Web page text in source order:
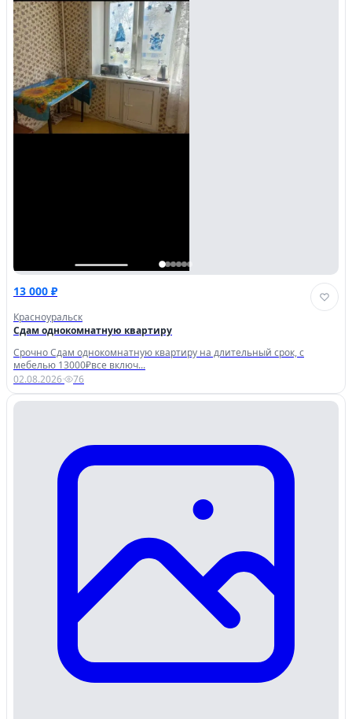
13 000 ₽
Красноуральск
Сдам однокомнатную квартиру
Срочно Сдам однокомнатную квартиру на длительный срок, с
мебелью 13000₽все включ...
02.08.2026· 76